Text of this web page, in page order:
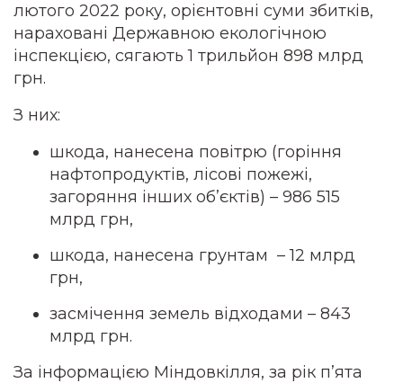
лютого 2022 року, орієнтовні суми збитків,
нараховані Державною екологічною
інспекцією, сягають 1 трильйон 898 млрд
грн.
З них:
шкода, нанесена повітрю (горіння
нафтопродуктів, лісові пожежі,
загоряння інших об’єктів) – 986 515
млрд грн,
шкода, нанесена грунтам – 12 млрд
грн,
засмічення земель відходами – 843
млрд грн.
За інформацією Міндовкілля, за рік п’ята